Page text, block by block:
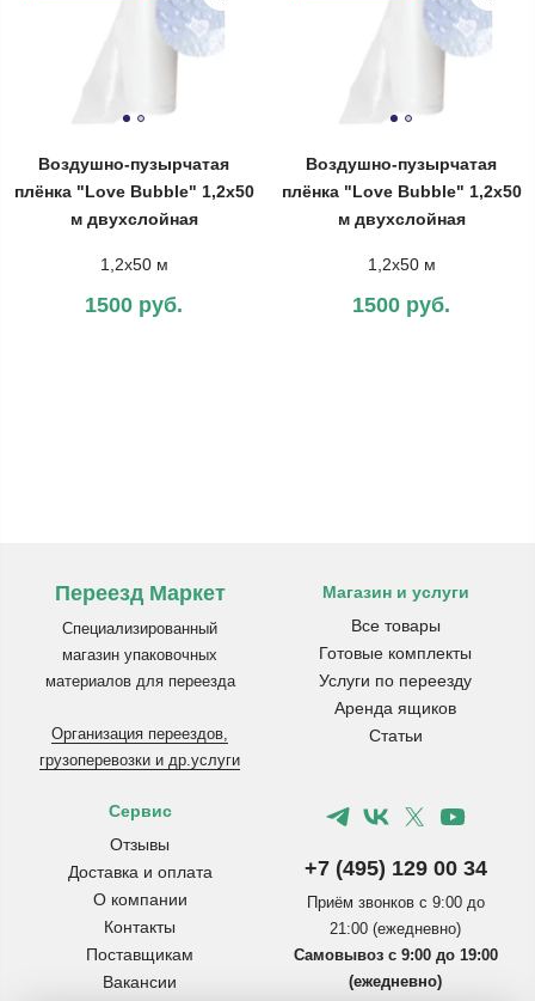
Воздушно-пузырчатая
плёнка "Love Bubble" 1,2х50
м двухслойная
1,2х50 м
1500 руб.
Воздушно-пузырчатая
плёнка "Love Bubble" 1,2х50
м двухслойная
1,2х50 м
1500 руб.
Переезд Маркет
Специализированный
магазин упаковочных
материалов для переезда
Организация переездов,
грузоперевозки и др.услуги
Магазин и услуги
Все товары
Готовые комплекты
Услуги по переезду
Аренда ящиков
Статьи
Сервис
Отзывы
Доставка и оплата
О компании
Контакты
Поставщикам
Вакансии
+7 (495) 129 00 34
Приём звонков с 9:00 до
21:00 (ежедневно)
Самовывоз с 9:00 до 19:00
(ежедневно)